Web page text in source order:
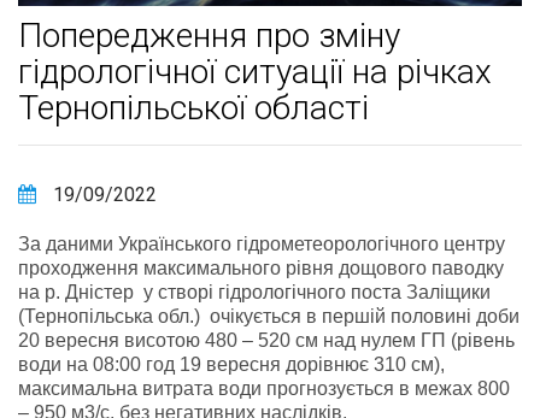
Попередження про зміну
гідрологічної ситуації на річках
Тернопільської області
19/09/2022
За даними Українського гідрометеорологічного центру
проходження максимального рівня дощового паводку
на р. Днiстер у створi гідрологічного поста Заліщики
(Тернопільська обл.) очікується в першій половині доби
20 вересня висотою 480 – 520 см над нулем ГП (рівень
води на 08:00 год 19 вересня дорівнює 310 см),
максимальна витрата води прогнозується в межах 800
– 950 м3/с, без негативних наслідків.